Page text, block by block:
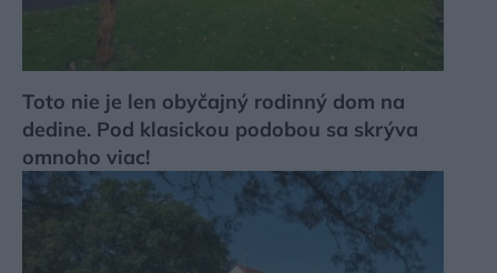
Toto nie je len obyčajný rodinný dom na
dedine. Pod klasickou podobou sa skrýva
omnoho viac!